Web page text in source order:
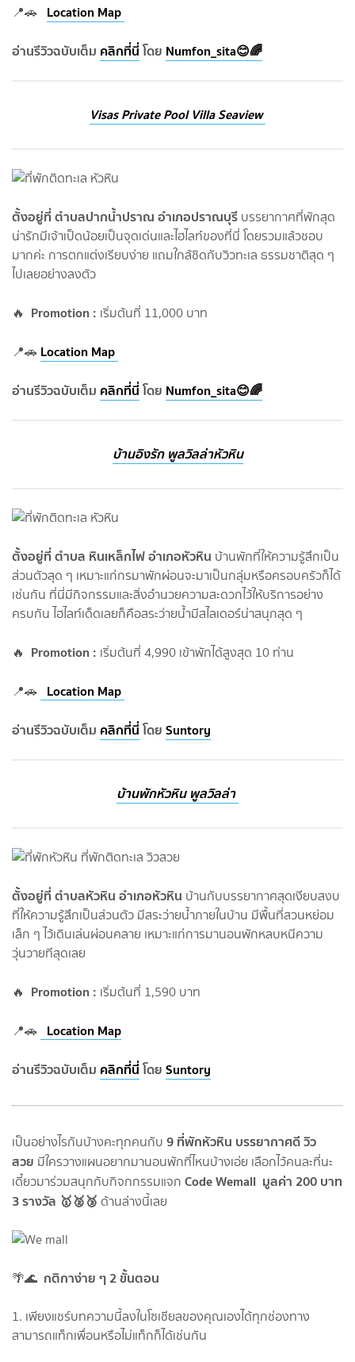
📍🚗 Location Map
อ่านรีวิวฉบับเต็ม คลิกที่นี่โดย Numfon_sita😊🌈
Visas Private Pool Villa Seaview
ตั้งอยู่ที่ ตำบลปากน้ำปราณ อำเภอปราณบุรี บรรยากาศที่พักสุด
น่ารักมีเจ้าเป็ดน้อยเป็นจุดเด่นและไฮไลท์ของที่นี่ โดยรวมแล้วชอบ
มากค่ะ การตกแต่งเรียบง่าย แถมใกล้ชิดกับวิวทะเล ธรรมชาติสุด ๆ
ไปเลยอย่างลงตัว
🔥 Promotion : เริ่มต้นที่ 11,000 บาท
📍🚗 Location Map
อ่านรีวิวฉบับเต็ม คลิกที่นี่โดย Numfon_sita😊🌈
บ้านอิงรัก พูลวิลล่าหัวหิน
ตั้งอยู่ที่ ตำบล หินเหล็กไฟ อำเภอหัวหิน บ้านพักที่ให้ความรู้สึกเป็น
ส่วนตัวสุด ๆ เหมาะแก่กรมาพักผ่อนจะมาเป็นกลุ่มหรือครอบครัวก็ได้
เช่นกัน ที่นี่มีกิจกรรมและสิ่งอำนวยความสะดวกไว้ให้บริการอย่าง
ครบกัน ไฮไลท์เด็ดเลยก็คือสระว่ายน้ำมีสไลเดอร์น่าสนุกสุด ๆ
🔥 Promotion : เริ่มต้นที่ 4,990 เข้าพักได้สูงสุด 10 ท่าน
📍🚗
Location Map
อ่านรีวิวฉบับเต็ม คลิกที่นี่โดยSuntory
บ้านพักหัวหิน พูลวิลล่า
ตั้งอยู่ที่ ตำบลหัวหิน อำเภอหัวหิน บ้านกับบรรยากาศสุดเงียบสงบ
ที่ให้ความรู้สึกเป็นส่วนตัว มีสระว่ายน้ำภายในบ้าน มีพื้นที่สวนหย่อม
เล็ก ๆ ไว้เดินเล่นผ่อนคลาย เหมาะแก่การมานอนพักหลบหนีความ
วุ่นวายทีสุดเลย
🔥 Promotion : เริ่มต้นที่ 1,590 บาท
📍🚗
Location Map
อ่านรีวิวฉบับเต็ม คลิกที่นี่โดยSuntory
เป็นอย่างไรกันบ้างคะทุกคนกับ 9 ที่พักหัวหิน บรรยากาศดี วิว
สวย มีใครวางแผนอยากมานอนพักที่ไหนบ้างเอ่ย เลือกไว้คนละที่นะ
เดี๋ยวมาร่วมสนุกกับกิจกกรรมแจก Code Wemall มูลค่า 200 บาท
3 รางวัล 🥇🥈🥉 ด้านล่างนี้เลย
🌴🌊 กติกาง่าย ๆ 2 ขั้นตอน
1. เพียงแชร์บทความนี้ลงในโซเชียลของคุณเองได้ทุกช่องทาง
สามารถแท็กเพื่อนหรือไม่แท็กก็ได้เช่นกัน